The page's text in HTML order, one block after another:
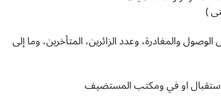
)
والمغادرة، وعدد الزائرين، المتأخرين، وما إلى
او في ومكتب المستضيف